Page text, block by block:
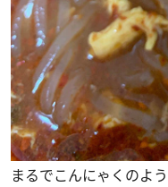
まるでこんにゃくのよ